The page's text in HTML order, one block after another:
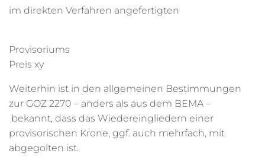
im direkten Verfahren angefertigten
Provisoriums
Preis xy
Weiterhin ist in den allgemeinen Bestimmungen
zur GOZ 2270 – anders als aus dem BEMA –
bekannt, dass das Wiedereingliedern einer
provisorischen Krone, ggf. auch mehrfach, mit
abgegolten ist.